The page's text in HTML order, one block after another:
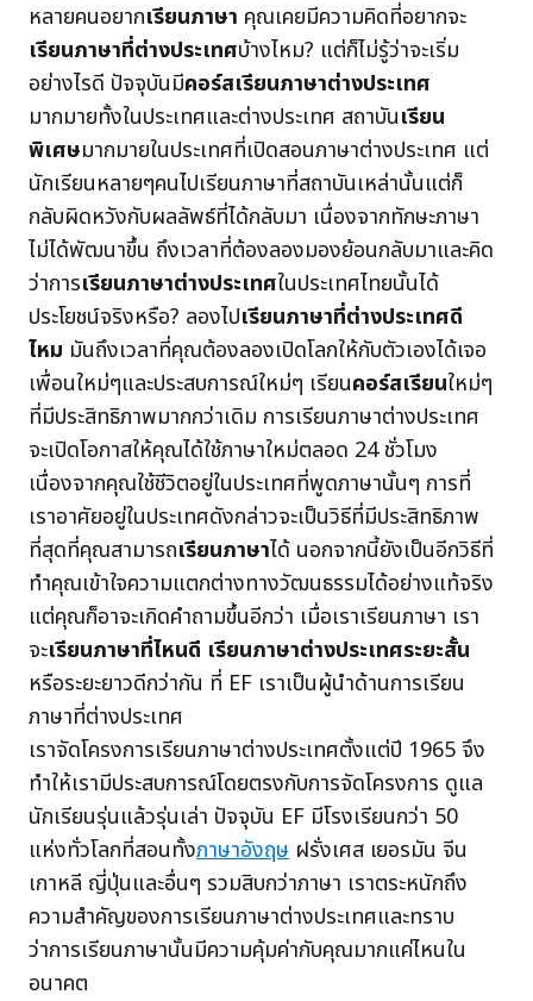
หลายคนอยากเรียนภาษา คุณเคยมีความคิดที่อยากจะ
เรียนภาษาที่ต่างประเทศบ้างไหม? แต่ก็ไม่รู้ว่าจะเริ่ม
อย่างไรดี ปัจจุบันมีคอร์สเรียนภาษาต่างประเทศ
มากมายทั้งในประเทศและต่างประเทศ สถาบันเรียน
พิเศษมากมายในประเทศที่เปิดสอนภาษาต่างประเทศ แต่
นักเรียนหลายๆคนไปเรียนภาษาที่สถาบันเหล่านั้นแต่ก็
กลับผิดหวังกับผลลัพธ์ที่ได้กลับมา เนื่องจากทักษะภาษา
ไม่ได้พัฒนาขึ้น ถึงเวลาที่ต้องลองมองย้อนกลับมาและคิด
ว่าการเรียนภาษาต่างประเทศในประเทศไทยนั้นได้
ประโยชน์จริงหรือ? ลองไปเรียนภาษาที่ต่างประเทศดี
ไหม มันถึงเวลาที่คุณต้องลองเปิดโลกให้กับตัวเองได้เจอ
เพื่อนใหม่ๆและประสบการณ์ใหม่ๆ เรียนคอร์สเรียนใหม่ๆ
ที่มีประสิทธิภาพมากกว่าเดิม การเรียนภาษาต่างประเทศ
จะเปิดโอกาสให้คุณได้ใช้ภาษาใหม่ตลอด 24 ชั่วโมง
เนื่องจากคุณใช้ชีวิตอยู่ในประเทศที่พูดภาษานั้นๆ การที่
เราอาศัยอยู่ในประเทศดังกล่าวจะเป็นวิธีที่มีประสิทธิภาพ
ที่สุดที่คุณสามารถเรียนภาษาได้ นอกจากนี้ยังเป็นอีกวิธีที่
ทำคุณเข้าใจความแตกต่างทางวัฒนธรรมได้อย่างแท้จริง
แต่คุณก็อาจะเกิดคำถามขึ้นอีกว่า เมื่อเราเรียนภาษา เรา
จะเรียนภาษาที่ไหนดี เรียนภาษาต่างประเทศระยะสั้น
หรือระยะยาวดีกว่ากัน ที่ EF เราเป็นผู้นำด้านการเรียน
ภาษาที่ต่างประเทศ
เราจัดโครงการเรียนภาษาต่างประเทศตั้งแต่ปี 1965 จึง
ทำให้เรามีประสบการณ์โดยตรงกับการจัดโครงการ ดูแล
นักเรียนรุ่นแล้วรุ่นเล่า ปัจจุบัน EF มีโรงเรียนกว่า 50
แห่งทั่วโลกที่สอนทั้งภาษาอังฤษ ฝรั่งเศส เยอรมัน จีน
เกาหลี ญี่ปุ่นและอื่นๆ รวมสิบกว่าภาษา เราตระหนักถึง
ความสำคัญของการเรียนภาษาต่างประเทศและทราบ
ว่าการเรียนภาษานั้นมีความคุ้มค่ากับคุณมากแค่ไหนใน
อนาคต